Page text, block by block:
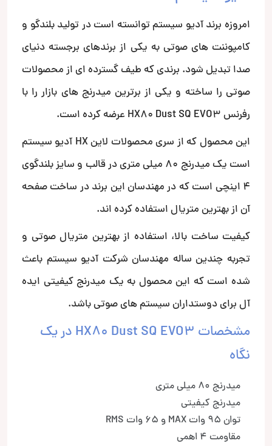
امروزه برند آدیو سیستم توانسته است در تولید بلندگو و
کامپوننت های صوتی به یکی از برندهای برجسته دنیای
صدا تبدیل شود. برندی که طیف گسترده ای از محصولات
صوتی را ساخته و یکی از برترین میدرنج های بازار را با
رفرنس HX80 Dust SQ EVO3 عرضه کرده است.
این محصول که از سری محصولات لاین HX آدیو سیستم
است یک میدرنج 80 میلی متری در قالب و سایز بلندگوی
4 اینچی است که در مهندسان این برند در ساخت صفحه
آن از بهترین متریال استفاده کرده اند.
کیفیت ساخت بالا، استفاده از بهترین متریال صوتی و
تجربه چندین ساله مهندسان شرکت آدیو سیستم باعث
شده است که این محصول به یک میدرنج کیفیتی ایده
آل برای دوستداران سیستم های صوتی باشد.
مشخصات HX80 Dust SQ EVO3 در یک
نگاه
میدرنج 80 میلی متری
میدرنج کیفیتی
توان 95 وات MAX و 65 وات RMS
مقاومت 4 اهمی